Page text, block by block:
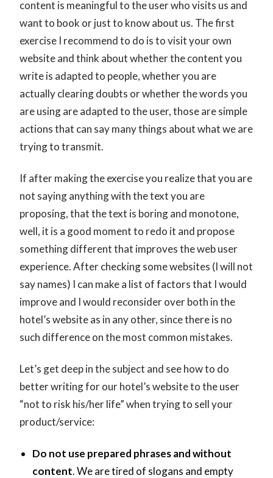
content is meaningful to the user who visits us and
want to book or just to know about us. The first
exercise I recommend to do is to visit your own
website and think about whether the content you
write is adapted to people, whether you are
actually clearing doubts or whether the words you
are using are adapted to the user, those are simple
actions that can say many things about what we are
trying to transmit.
If after making the exercise you realize that you are
not saying anything with the text you are
proposing, that the text is boring and monotone,
well, it is a good moment to redo it and propose
something different that improves the web user
experience. After checking some websites (I will not
say names) I can make a list of factors that I would
improve and I would reconsider over both in the
hotel’s website as in any other, since there is no
such difference on the most common mistakes.
Let’s get deep in the subject and see how to do
better writing for our hotel’s website to the user
“not to risk his/her life” when trying to sell your
product/service:
Do not use prepared phrases and without
content. We are tired of slogans and empty